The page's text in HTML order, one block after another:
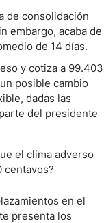
de consolidación
embargo, acaba de
de 14 días.
y cotiza a 99.403
posible cambio
dadas las
del presidente
el clima adverso
centavos?
en el
presenta los